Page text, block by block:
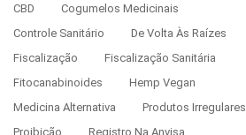
CBD
Cogumelos Medicinais
Controle Sanitário
De Volta Às Raízes
Fiscalização
Fiscalização Sanitária
Fitocanabinoides
Hemp Vegan
Medicina Alternativa
Produtos Irregulares
Proibição
Registro Na Anvisa